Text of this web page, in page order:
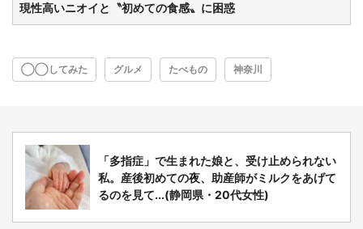
現性高いニオイと〝初めての食感〟に困惑
◯◯してみた グルメ たべもの 神奈川
「多指症」で生まれた娘と、受け止められない
私。産後初めての夜、助産師がミルクをあげて
るのを見て...(静岡県・20代女性)